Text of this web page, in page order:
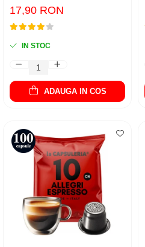
17,90 RON
IN STOC
ADAUGA IN COS